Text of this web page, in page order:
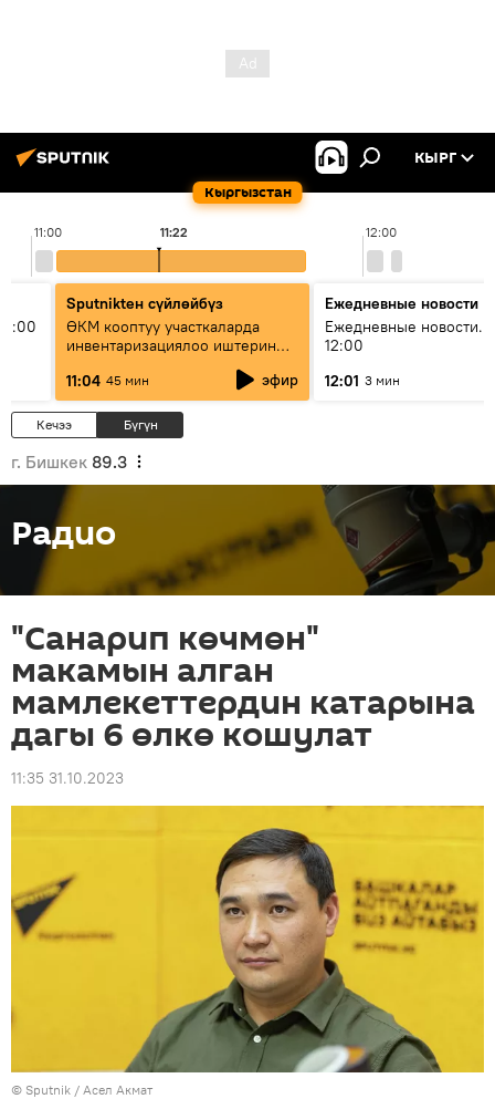
Кыргызстан
КЫРГ
11:00 12:00
11:22
Sputnikteн сүйлөйбүз
ӨКМ кооптуу участкаларда
инвентаризациялоо иштерин
жүргүзүүдө — иш кайсы этапта?
11:04 45 мин эфир
Ежедневные новости
Ежедневные новости.
12:00
12:01 3 мин
Кечээ Бүгүн
г. Бишкек 89.3
Радио
"Санарип көчмөн"
макамын алган
мамлекеттердин катарына
дагы 6 өлкө кошулат
11:35 31.10.2023
© Sputnik / Асел Акмат